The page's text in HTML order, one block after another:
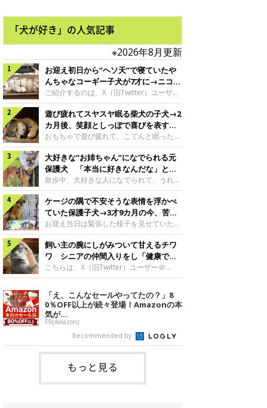
「犬が好き」の人気記事
※2026年8月更新
お迎え初日から“ヘソ天”で寝ていたや
んちゃなコーギー子犬が7才に→ニコニ
コ“コーギースマイル”が魅力のコに成
長！
ご紹介するのは、X（旧Twitter）ユーザー
＠Kus1oKg2vsgdWS2さんの愛犬でウェル
シュ・コーギー・ペンブロークの神楽ちゃ
ん。今年の8月で7才になるという神楽ちゃ
んですが、いったいどんな子犬時代を過ご
したのでしょうか。今回は、神楽ちゃんの
成長を飼い主さんと振り返ります！神楽ち
ゃんの成長について聞いた！お迎えから数
日後の神楽ちゃん（撮影時生後2カ月）＠
Kus1oKg2vsgdWS2――お迎え当初の神楽
ちゃんの様子について教えてください。飼
い主さん： 「お迎え当日から“ヘソ天”で寝
るようなコでし
遊び疲れてスヤスヤ眠る柴犬の子犬→2
カ月後、笑顔としっぽで喜びを表すコ
に成長！
おもちゃで遊び疲れて、こてんと眠った子
犬。あれから2カ月、表情や行動にさまざ
まな変化が見られるようになりました。遊
び疲れて眠る生後2カ月のなっちゃん遊び
疲れた様子のなっちゃん。@Pkndg_紹介
するのは、X（旧Twitter）ユーザー
@Pkndg_さんの愛犬・なっちゃん（取材
時、生後4カ月／柴犬）。こちらの写真
は、なっちゃんが生後2カ月のころに撮影
された一枚です。この日、なっちゃんは家
族と一緒におもちゃで遊んでいました。た
くさん遊んで疲れたのか、その後は眠り始
めたそうです。眠るなっちゃん。
@Pkndg_
大好きな“お姉ちゃん”になでられる元
保護犬 「本当に好きなんだな」と感
じる表情にほっこり
散歩中、大好きな人になでられて、うれし
そうな表情を見せる元保護犬。甘えるよう
な姿に、見ているこちらまでほっこりしま
す。大好きな“お姉ちゃん”に甘える小次郎
くん妹さんになでてもらい、うれしそうな
表情を見せる小次郎くん（2026年6月撮
影）。@mika_Jimmy紹介するのは、X（旧
Twitter）ユーザー@mika_Jimmyさんの愛
犬・小次郎くん（撮影時5才）。こちら
は、飼い主さんの妹さんと一緒に散歩をし
日、飼い主さんは実家から自宅へ帰る途
中、妹さんと公園で待ち合わせ
ケージの隅で不安そうな表情を浮かべ
ていた保護子犬→3才9カ月の今、苦手
を克服し頼もしいコに成長！
お迎え当日は緊張した様子を見せていた元
野犬の保護子犬。あれから約3年半、苦手
だったことを一つひとつ克服し、家族に寄
り添う姿を見せています。お迎え当日、ケ
ージの隅で不安そうにお迎え当日のシルビ
アちゃん。@nemonemotos今回紹介する
@nemonemotosさんの愛犬・シルビアち
ゃん（撮影当時、生後推定2カ月）。飼い
主さんが「#最初に撮った一枚」として投
稿した写真には、ケージの隅で不安そうな
表情を浮かべるシルビアちゃんの姿が写っ
ていました。こちらは、保護犬だったシル
飼い主の腕にしがみついて甘えるチワ
ワ シニアの仲間入りをし「健康で穏
やかな暮らしが続いてほしい」と願う
こちらは、X（旧Twitter）ユーザー＠
kotubusuke617さんが投稿した写真。写
っているのは、愛犬でチワワのつぶしゃん
（本名：こつぶちゃん）です。飼い主さん
の腕にしがみつくつぶしゃん（撮影時6
才）＠kotubusuke617撮影当時の状況に
ついて伺うと、飼い主さんはこう教えてく
れました。飼い主さん： 「ある休日のこ
とです。私がソファに座った途端にひざの
上にのってきたので、そのままなでながら
テレビを見ていたのですが、微動だにしな
いので気になって見てみると、腕にしがみ
「え、こんなセールやってたの？」8
0％OFF以上が続々登場！Amazonの本
気が...
PR(Amazon)
Recommended by
もっと見る